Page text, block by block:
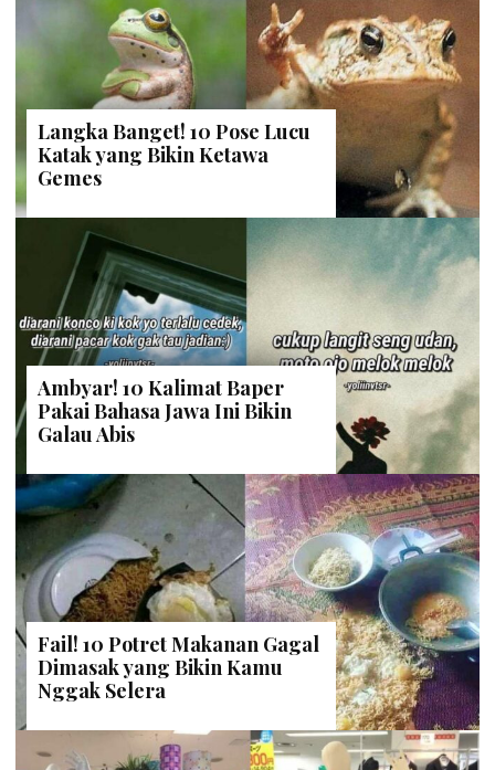
Langka Banget! 10 Pose Lucu
Katak yang Bikin Ketawa
Gemes
Ambyar! 10 Kalimat Baper
Pakai Bahasa Jawa Ini Bikin
Galau Abis
Fail! 10 Potret Makanan Gagal
Dimasak yang Bikin Kamu
Nggak Selera